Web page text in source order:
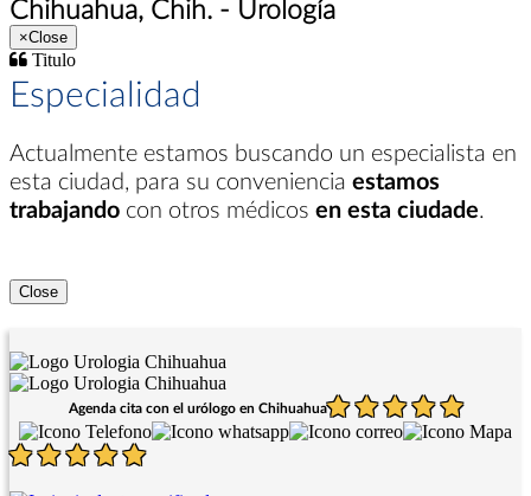
Chihuahua, Chih. - Urología
×Close
Titulo
Especialidad
Actualmente estamos buscando un especialista en
esta ciudad, para su conveniencia estamos
trabajando con otros médicos en esta ciudade.
Close
Agenda cita con el urólogo en Chihuahua